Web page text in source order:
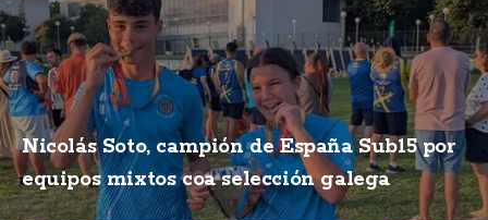
Nicolás Soto, campión de España Sub15 por
equipos mixtos coa selección galega